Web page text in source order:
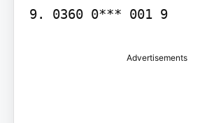
9. 0360 0*** 001 9
Advertisements